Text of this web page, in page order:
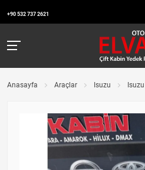
+90 532 737 2621
Anasayfa Araçlar Isuzu